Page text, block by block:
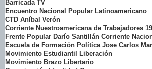
Barricada TV
Encuentro Nacional Popular Latinoamericano
CTD Aníbal Verón
Corriente Nuestroamericana de Trabajadores
Frente Popular Darío Santillán Corriente
Escuela de Formación Política Jose Carlos
Movimiento Estudiantil Liberación
Movimiento Brazo Libertario